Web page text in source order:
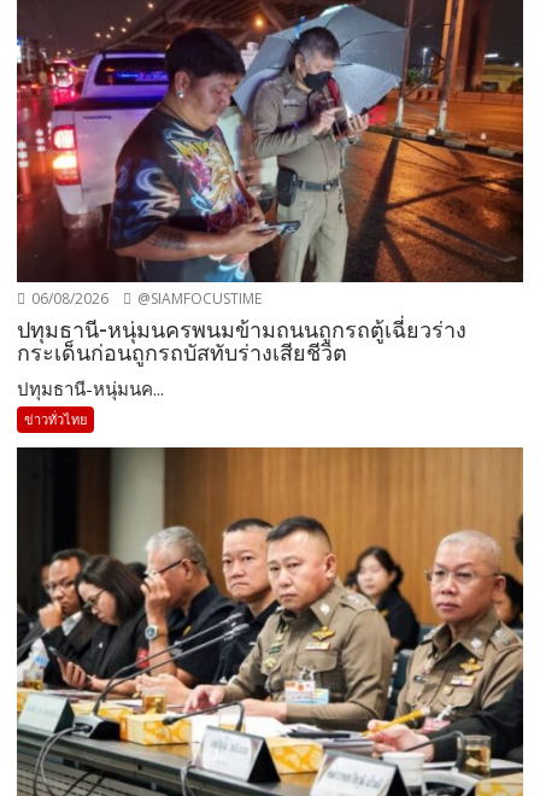
06/08/2026 @SIAMFOCUSTIME
ปทุมธานี-หนุ่มนครพนมข้ามถนนถูกรถตู้เฉี่ยวร่าง
กระเด็นก่อนถูกรถบัสทับร่างเสียชีวิต
ปทุมธานี-หนุ่มนค...
ข่าวทั่วไทย